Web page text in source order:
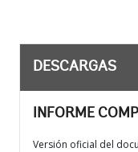
DESCARGAS
INFORME
Versión oficial del